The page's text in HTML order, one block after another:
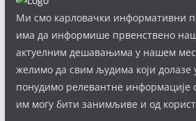
Ми смо карловачки информативни
има да информише првенствено
актуелним дешавањима у нашем
желимо да свим људима који долазе
понудимо релевантне информације
им могу бити занимљиве и од